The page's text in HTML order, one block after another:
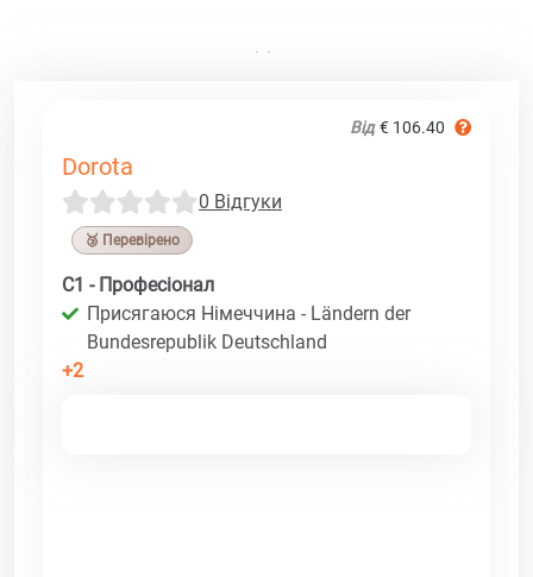
Від € 106.40
Dorota
0 Відгуки
🥉 Перевірено
C1 - Професіонал
Присягаюся Німеччина - Ländern der
Bundesrepublik Deutschland
+2